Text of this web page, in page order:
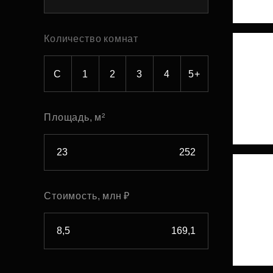
Рефинансирование
Количество комнат
С 1 2 3 4 5+
Площадь, м²
Стоимость, млн ₽